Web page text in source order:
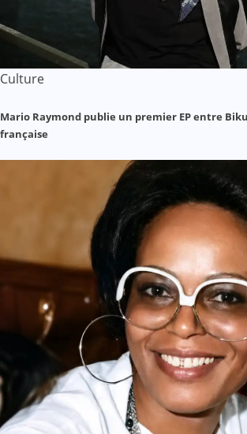
Culture
Mario Raymond publie un premier EP entre
française